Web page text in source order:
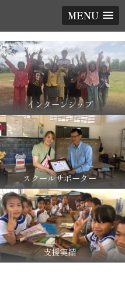
MENU
インターンシップ
スクールサポーター
支援実績